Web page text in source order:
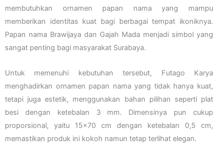
membutuhkan ornamen papan nama yang mampu
memberikan identitas kuat bagi berbagai tempat ikoniknya.
Papan nama Brawijaya dan Gajah Mada menjadi simbol yang
sangat penting bagi masyarakat Surabaya.
Untuk memenuhi kebutuhan tersebut, Futago Karya
menghadirkan ornamen papan nama yang tidak hanya kuat,
tetapi juga estetik, menggunakan bahan pilihan seperti plat
besi dengan ketebalan 3 mm. Dimensinya pun cukup
proporsional, yaitu 15×70 cm dengan ketebalan 0,5 cm,
memastikan produk ini kokoh namun tetap terlihat elegan.